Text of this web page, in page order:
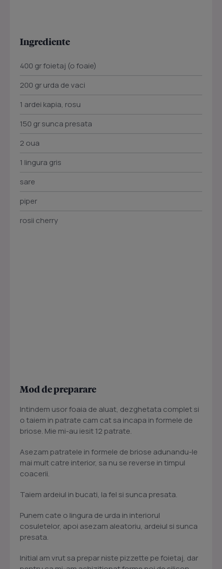
Ingrediente
400 gr foietaj (o foaie)
200 gr urda de vaci
1 ardei kapia, rosu
150 gr sunca presata
2 oua
1 lingura gris
sare
piper
rosii cherry
Mod de preparare
Intindem usor foaia de aluat, dezghetata complet si
o taiem in patrate cam cat sa incapa in formele de
briose. Mie mi-au iesit 12 patrate.
Asezam patratele in formele de briose adunandu-le
mai mult catre interior, sa nu se reverse in timpul
coacerii.
Taiem ardeiul in bucati, la fel si sunca presata.
Punem cate o lingura de urda in interiorul
cosuletelor, apoi asezam aleatoriu, ardeiul si sunca
presata.
Initial am vrut sa prepar niste pizzette pe foietaj, dar